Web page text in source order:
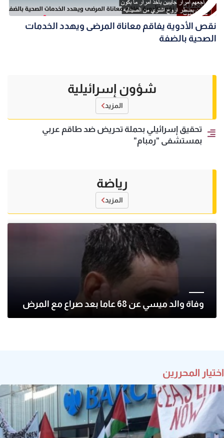
نقص الأدوية يفاقم معاناة المرضى ويهدد الخدمات
الصحية بالضفة
شؤون إسرائيلية
المزيد
تحقيق إسرائيلي بحملة تحريض ضد طاقم عربي
بمستشفى "رمبام"
رياضة
المزيد
وفاة والد ميسي عن 68 عاما بعد صراع مع المرض
اختيار المحررين